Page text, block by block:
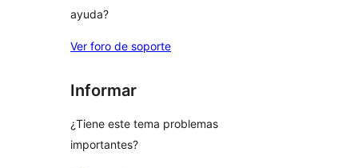
ayuda?
Ver foro de soporte
Informar
¿Tiene este tema problemas
importantes?